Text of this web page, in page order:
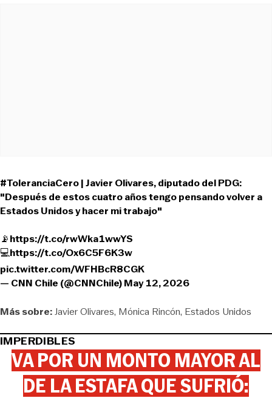
#ToleranciaCero| Javier Olivares, diputado del PDG:
"Después de estos cuatro años tengo pensando volver a
Estados Unidos y hacer mi trabajo"
📡https://t.co/rwWka1wwYS
💻https://t.co/Ox6C5F6K3w
pic.twitter.com/WFHBcR8CGK
— CNN Chile (@CNNChile)May 12, 2026
Más sobre:Javier Olivares Mónica Rincón Estados Unidos
IMPERDIBLES
VA POR UN MONTO MAYOR AL
DE LA ESTAFA QUE SUFRIÓ: